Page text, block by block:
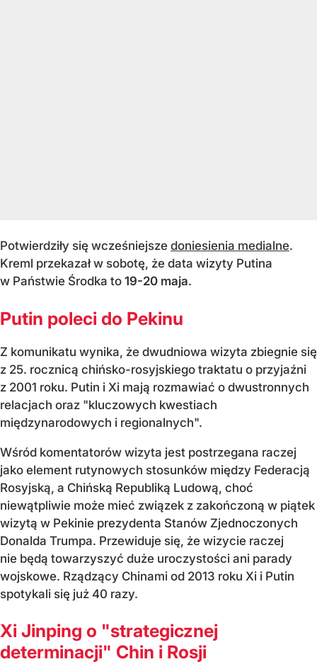
Potwierdziły się wcześniejsze doniesienia medialne.
Kreml przekazał w sobotę, że data wizyty Putina
w Państwie Środka to 19-20 maja.
Putin poleci do Pekinu
Z komunikatu wynika, że dwudniowa wizyta zbiegnie się
z 25. rocznicą chińsko-rosyjskiego traktatu o przyjaźni
z 2001 roku. Putin i Xi mają rozmawiać o dwustronnych
relacjach oraz "kluczowych kwestiach
międzynarodowych i regionalnych".
Wśród komentatorów wizyta jest postrzegana raczej
jako element rutynowych stosunków między Federacją
Rosyjską, a Chińską Republiką Ludową, choć
niewątpliwie może mieć związek z zakończoną w piątek
wizytą w Pekinie prezydenta Stanów Zjednoczonych
Donalda Trumpa. Przewiduje się, że wizycie raczej
nie będą towarzyszyć duże uroczystości ani parady
wojskowe. Rządzący Chinami od 2013 roku Xi i Putin
spotykali się już 40 razy.
Xi Jinping o "strategicznej
determinacji" Chin i Rosji